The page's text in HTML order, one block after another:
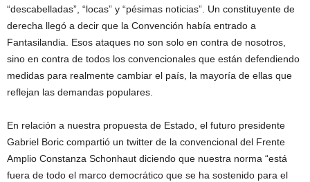
“descabelladas”, “locas” y “pésimas noticias”. Un constituyente de
derecha llegó a decir que la Convención había entrado a
Fantasilandia. Esos ataques no son solo en contra de nosotros,
sino en contra de todos los convencionales que están defendiendo
medidas para realmente cambiar el país, la mayoría de ellas que
reflejan las demandas populares.
En relación a nuestra propuesta de Estado, el futuro presidente
Gabriel Boric compartió un twitter de la convencional del Frente
Amplio Constanza Schonhaut diciendo que nuestra norma “está
fuera de todo el marco democrático que se ha sostenido para el